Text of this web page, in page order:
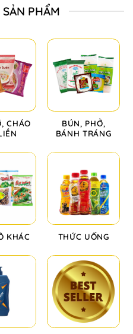
PHẨM
CHÁO
BÚN, PHỞ,
BÁNH TRÁNG
KHÁC THỨC UỐNG